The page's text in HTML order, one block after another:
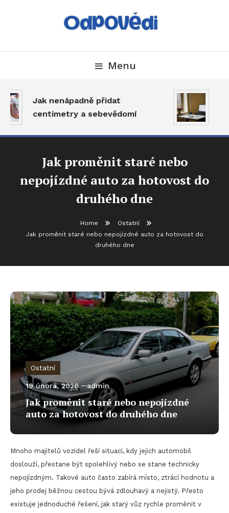
Odpovědí Menu
Jak nenápadně přidat
centimetry a sebevědomí
Jak proměnit staré nebo
nepojízdné auto za hotovost do
druhého dne
Home
Ostatní
Jak proměnit staré nebo nepojízdné auto za hotovost do
druhého dne
Ostatní
19 února, 2026 admin
Jak proměnit staré nebo nepojízdné
auto za hotovost do druhého dne
Mnoho majitelů vozidel řeší situaci, kdy jejich automobil
doslouží, přestane být spolehlivý nebo se stane technicky
nepojízdným. Takové auto často zabírá místo, ztrácí hodnotu a
jeho prodej běžnou cestou bývá zdlouhavý a nejistý. Přesto
existuje jednoduché řešení, jak starý vůz rychle proměnit v